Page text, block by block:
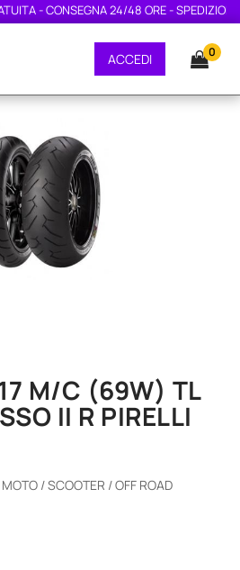
- CONSEGNA 24/48 ORE - SPEDIZIONE
ACCEDI 0
M/C (69W) TL
II R PIRELLI
/ SCOOTER / OFF ROAD